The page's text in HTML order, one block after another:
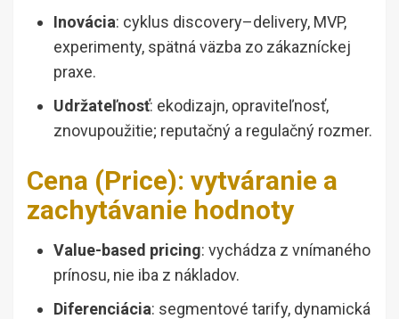
Inovácia: cyklus discovery–delivery, MVP,
experimenty, spätná väzba zo zákazníckej
praxe.
Udržateľnosť: ekodizajn, opraviteľnosť,
znovupoužitie; reputačný a regulačný rozmer.
Cena (Price): vytváranie a
zachytávanie hodnoty
Value-based pricing: vychádza z vnímaného
prínosu, nie iba z nákladov.
Diferenciácia: segmentové tarify, dynamická